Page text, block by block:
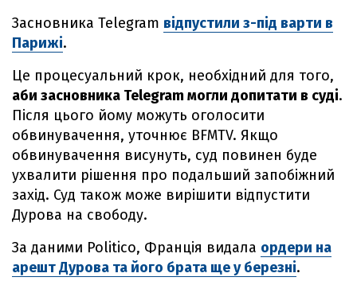
Засновника Telegram відпустили з-під варти в
Парижі.
Це процесуальний крок, необхідний для того,
аби засновника Telegram могли допитати в суді.
Після цього йому можуть оголосити
обвинувачення, уточнює BFMTV. Якщо
обвинувачення висунуть, суд повинен буде
ухвалити рішення про подальший запобіжний
захід. Суд також може вирішити відпустити
Дурова на свободу.
За даними Politico, Франція видала ордери на
арешт Дурова та його брата ще у березні.